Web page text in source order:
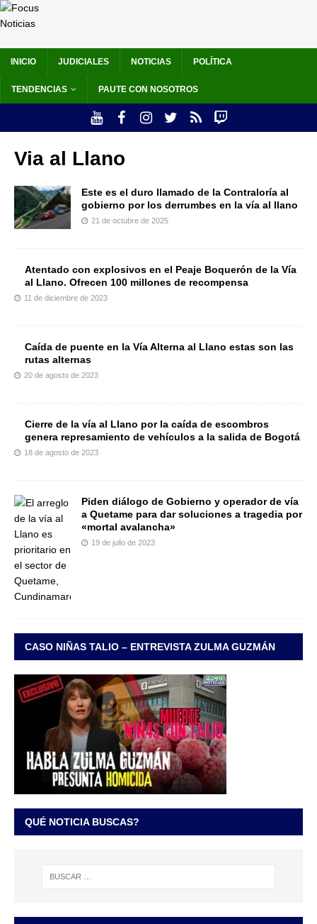
INICIO JUDICIALES NOTICIAS POLÍTICA
TENDENCIAS PAUTE CON NOSOTROS
Via al Llano
Este es el duro llamado de la Contraloría al
gobierno por los derrumbes en la vía al llano
21 de octubre de 2025
Atentado con explosivos en el Peaje Boquerón de la Vía
al Llano. Ofrecen 100 millones de recompensa
11 de diciembre de 2023
Caída de puente en la Vía Alterna al Llano estas son las
rutas alternas
20 de agosto de 2023
Cierre de la vía al Llano por la caída de escombros
genera represamiento de vehículos a la salida de Bogotá
18 de agosto de 2023
Piden diálogo de Gobierno y operador de vía
a Quetame para dar soluciones a tragedia por
«mortal avalancha»
19 de julio de 2023
CASO NIÑAS TALIO – ENTREVISTA ZULMA GUZMÁN
QUÉ NOTICIA BUSCAS?